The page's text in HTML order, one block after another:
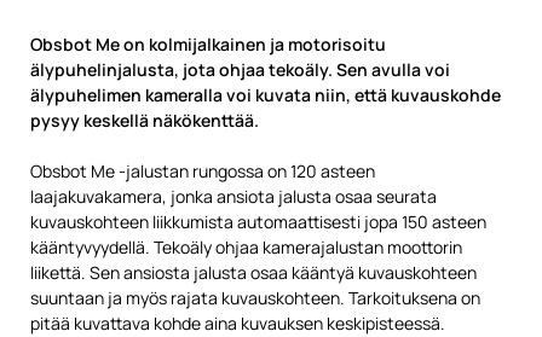
Obsbot Me on kolmijalkainen ja motorisoitu
älypuhelinjalusta, jota ohjaa tekoäly. Sen avulla voi
älypuhelimen kameralla voi kuvata niin, että kuvauskohde
pysyy keskellä näkökenttää.
Obsbot Me -jalustan rungossa on 120 asteen
laajakuvakamera, jonka ansiota jalusta osaa seurata
kuvauskohteen liikkumista automaattisesti jopa 150 asteen
kääntyvyydellä. Tekoäly ohjaa kamerajalustan moottorin
liikettä. Sen ansiosta jalusta osaa kääntyä kuvauskohteen
suuntaan ja myös rajata kuvauskohteen. Tarkoituksena on
pitää kuvattava kohde aina kuvauksen keskipisteessä.